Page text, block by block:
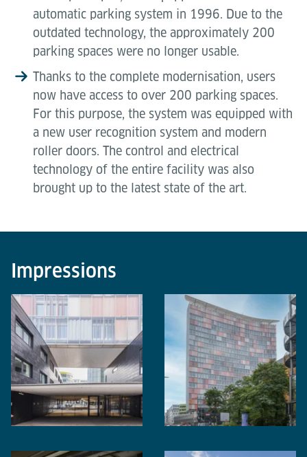
automatic parking system in 1996. Due to the
outdated technology, the approximately 200
parking spaces were no longer usable.
Thanks to the complete modernisation, users
now have access to over 200 parking spaces.
For this purpose, the system was equipped with
a new user recognition system and modern
roller doors. The control and electrical
technology of the entire facility was also
brought up to the latest state of the art.
Impressions